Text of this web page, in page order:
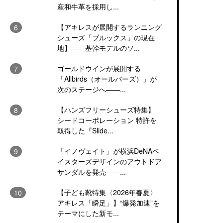
産和牛革を採用し...
【アキレスが展開するランニング
シューズ「ブルックス」の現在
地】――基幹モデルのソ...
ゴールドウインが展開する
「Allbirds（オールバーズ）」が
次のステージへ――...
【ハンズフリーシューズ特集】
シードコーポレーション 特許を
取得した『Slide...
「イノヴェイト」が横浜DeNAベ
イスターズデザインのアウトドア
サンダルを発売――...
【子ども靴特集〈2026年春夏〉
アキレス「瞬足」】“爆発加速”を
テーマにした新モ...